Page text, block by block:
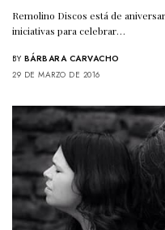
Remolino Discos está de
iniciativas para celebrar…
BY BÁRBARA CARVACHO
29 DE MARZO DE 2016